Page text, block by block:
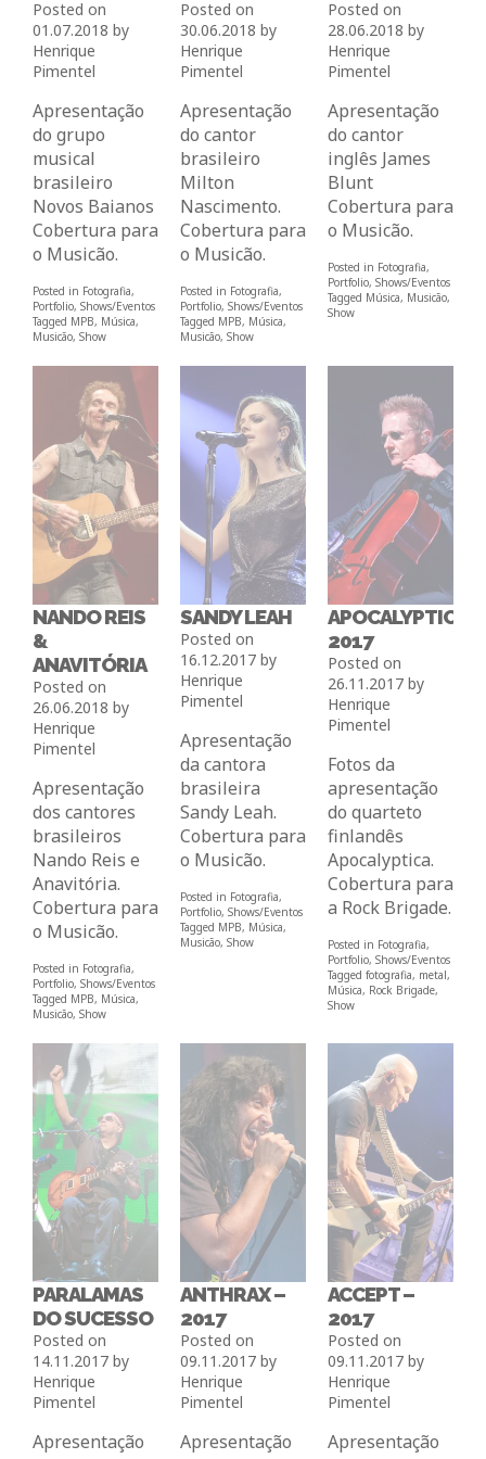
Posted on
01.07.2018 by
Henrique
Pimentel
Apresentação
do grupo
musical
brasileiro
Novos Baianos
Cobertura para
o Musicão.
Posted in Fotografia,
Portfolio, Shows/Eventos
Tagged MPB, Música,
Musicão, Show
Posted on
30.06.2018 by
Henrique
Pimentel
Apresentação
do cantor
brasileiro
Milton
Nascimento.
Cobertura para
o Musicão.
Posted in Fotografia,
Portfolio, Shows/Eventos
Tagged MPB, Música,
Musicão, Show
Posted on
28.06.2018 by
Henrique
Pimentel
Apresentação
do cantor
inglês James
Blunt
Cobertura para
o Musicão.
Posted in Fotografia,
Portfolio,Shows/Eventos
Tagged Música, Musicão,
Show
NANDO REIS
&
ANAVITÓRIA
Posted on
26.06.2018 by
Henrique
Pimentel
Apresentação
dos cantores
brasileiros
Nando Reis e
Anavitória.
Cobertura para
o Musicão.
Posted in Fotografia,
Portfolio, Shows/Eventos
Tagged MPB, Música,
Musicão, Show
SANDY LEAH
Posted on
16.12.2017by
Henrique
Pimentel
Apresentação
da cantora
brasileira
Sandy Leah.
Cobertura para
o Musicão.
Posted in Fotografia,
Portfolio, Shows/Eventos
Tagged MPB, Música,
Musicão, Show
APOCALYPTICA
2017
Posted on
26.11.2017 by
Henrique
Pimentel
Fotos da
apresentação
do quarteto
finlandês
Apocalyptica.
Cobertura para
a Rock Brigade.
Posted in Fotografia,
Portfolio,Shows/Eventos
Taggedfotografia, metal,
Música, Rock Brigade,
Show
PARALAMAS
DO SUCESSO
Posted on
14.11.2017by
Henrique
Pimentel
Apresentação
ANTHRAX –
2017
Posted on
09.11.2017by
Henrique
Pimentel
Apresentação
ACCEPT –
2017
Posted on
09.11.2017 by
Henrique
Pimentel
Apresentação